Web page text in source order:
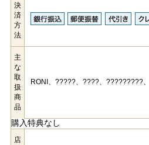
決
済
方
法
主
な
取
扱
商
品
RONI、?????、????、?????????
購入特典なし
店